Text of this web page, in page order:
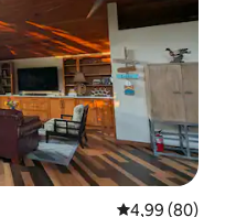
4,99 (80)